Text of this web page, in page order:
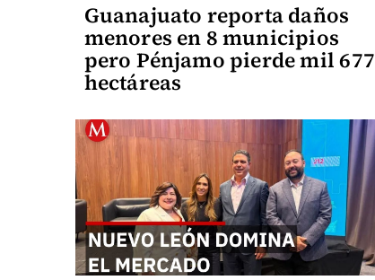
Guanajuato reporta daños
menores en 8 municipios
pero Pénjamo pierde mil 677
hectáreas